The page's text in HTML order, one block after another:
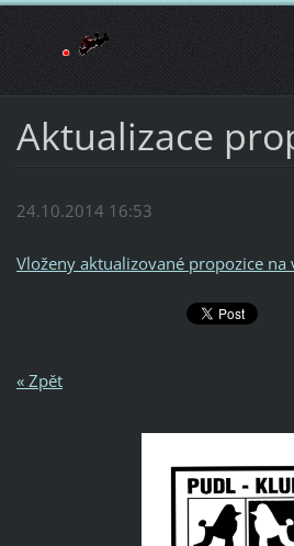
Aktualizace
24.10.2014 16:53
Vloženy aktualizované propozice
« Zpět